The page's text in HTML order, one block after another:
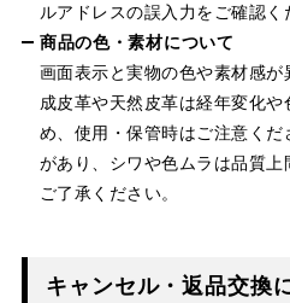
ルアドレスの誤入力をご確認く
商品の色・素材について
画面表示と実物の色や素材感
成皮革や天然皮革は経年変化
め、使用・保管時はご注意く
があり、シワや色ムラは品質
ご了承ください。
キャンセル・返品交換